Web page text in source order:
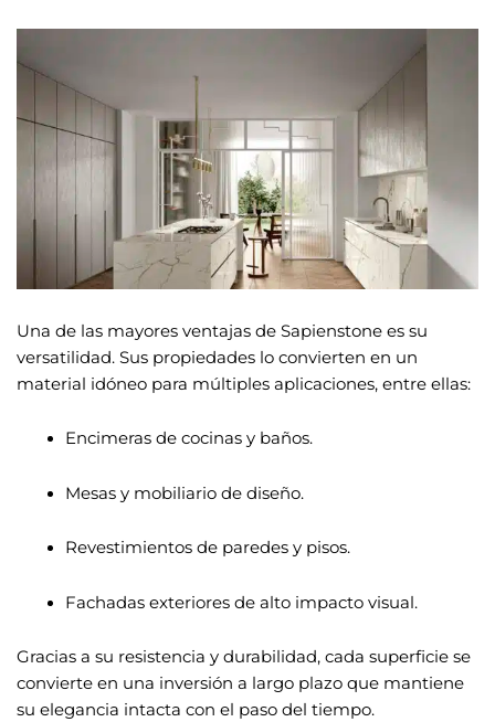
Una de las mayores ventajas de Sapienstone es su
versatilidad. Sus propiedades lo convierten en un
material idóneo para múltiples aplicaciones, entre ellas:
Encimeras de cocinas y baños.
Mesas y mobiliario de diseño.
Revestimientos de paredes y pisos.
Fachadas exteriores de alto impacto visual.
Gracias a su resistencia y durabilidad, cada superficie se
convierte en una inversión a largo plazo que mantiene
su elegancia intacta con el paso del tiempo.